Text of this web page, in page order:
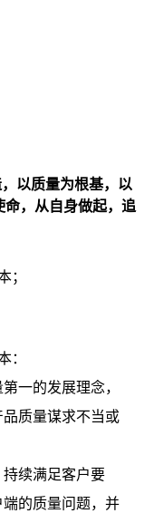
以质量为根基，以
，从自身做起，追
；
：
一的发展理念，
质量谋求不当或
续满足客户要
的质量问题，并